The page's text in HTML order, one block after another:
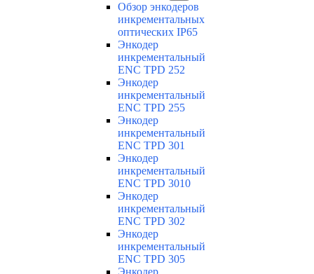
Обзор энкодеров
инкрементальных
оптических IP65
Энкодер
инкрементальный
ENC TPD 252
Энкодер
инкрементальный
ENC TPD 255
Энкодер
инкрементальный
ENC TPD 301
Энкодер
инкрементальный
ENC TPD 3010
Энкодер
инкрементальный
ENC TPD 302
Энкодер
инкрементальный
ENC TPD 305